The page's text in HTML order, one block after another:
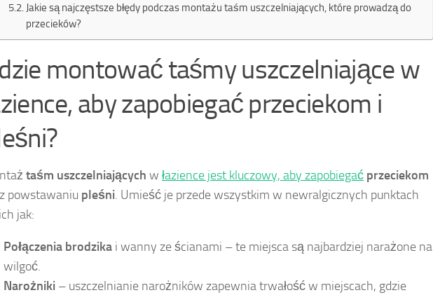
Jakie są najczęstsze błędy podczas montażu taśm uszczelniających, które prowadzą do
przecieków?
montować taśmy uszczelniające w
aby zapobiegać przeciekom i
taśm uszczelniających w łazience jest kluczowy, aby zapobiegać przeciekom
powstawaniu pleśni. Umieść je przede wszystkim w newralgicznych punktach
jak:
Połączenia brodzika i wanny ze ścianami – te miejsca są najbardziej narażone na
wilgoć.
Narożniki – uszczelnianie narożników zapewnia trwałość w miejscach, gdzie